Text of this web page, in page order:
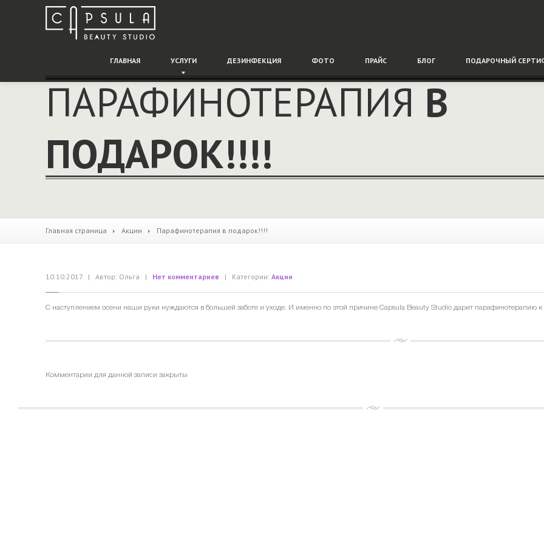
ГЛАВНАЯ УСЛУГИ ДЕЗИНФЕКЦИЯ ФОТО ПРАЙС БЛОГ ПОДАРОЧНЫЙ
ПАРАФИНОТЕРАПИЯ В
ПОДАРОК!!!!
Главная страница Акции Парафинотерапия в подарок!!!!
10.10.2017| Автор: Ольга | Нет комментариев | Категории: Акции
С наступлением осени наши руки нуждаются в большей заботе и уходе. И именно по этой причине Capsula Beauty Studio дарит парафинотерапию
Комментарии для данной записи закрыты